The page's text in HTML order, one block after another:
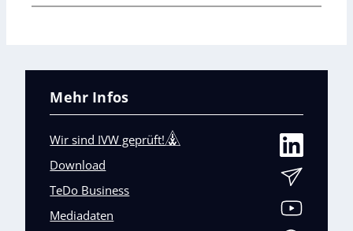
Mehr Infos
Wir sind IVW geprüft!
Download
TeDo Business
Mediadaten